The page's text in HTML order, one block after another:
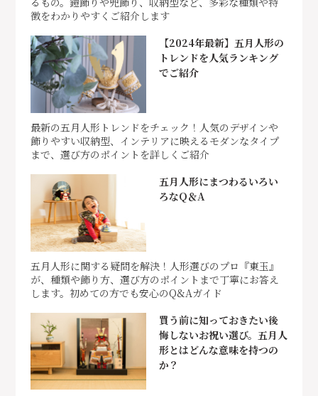
徴をわかりやすくご紹介します
【2024年最新】五月人形の
トレンドを人気ランキング
でご紹介
最新の五月人形トレンドをチェック！人気のデザインや
飾りやすい収納型、インテリアに映えるモダンなタイプ
まで、選び方のポイントを詳しくご紹介
五月人形にまつわるいろい
ろなQ＆A
五月人形に関する疑問を解決！人形選びのプロ『東玉』
が、種類や飾り方、選び方のポイントまで丁寧にお答え
します。初めての方でも安心のQ&Aガイド
買う前に知っておきたい後
悔しないお祝い選び。五月人
形とはどんな意味を持つの
か？